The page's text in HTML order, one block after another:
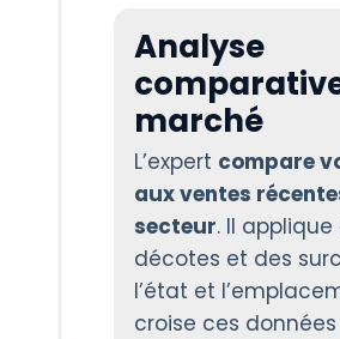
Analyse
marché
L’expert compare
aux ventes
secteur. Il applique
décotes et des
l’état et
croise ces